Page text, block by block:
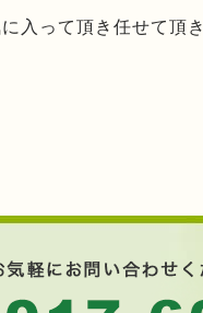
入って頂き任せて頂